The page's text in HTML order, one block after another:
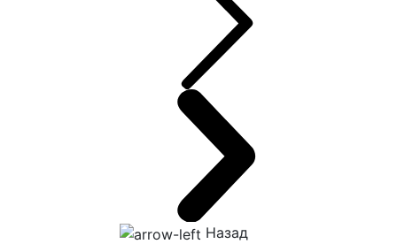
Назад